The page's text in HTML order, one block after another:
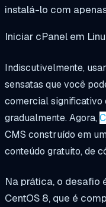
instalá-lo com
Iniciar cPanel em
Indiscutivelmente,
sensatas que você
comercial significativo
gradualmente. Agora,
CMS construído em
conteúdo gratuito, de
Na prática, o desafio
CentOS 8, que é